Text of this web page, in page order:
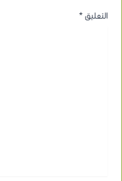
التعليق*